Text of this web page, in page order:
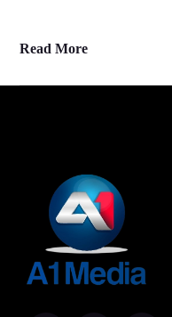
Read More